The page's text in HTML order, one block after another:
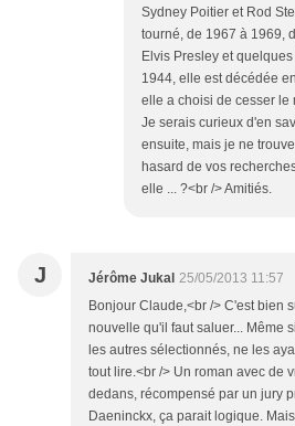
Sydney Poitier et Rod
tourné, de 1967 à 1969,
Elvis Presley et
1944, elle est décédée
elle a choisi de cesser le
Je serais curieux d'en
ensuite, mais je ne
hasard de vos
elle ... ?<br /> Amitiés.
J Jérôme Jukal 25/05/2013 11:57
Bonjour Claude,<br /> C'est bien
nouvelle qu'il faut saluer... Même
les autres sélectionnés, ne les
tout lire.<br /> Un roman avec de
dedans, récompensé par un jury
Daeninckx, ça parait logique.